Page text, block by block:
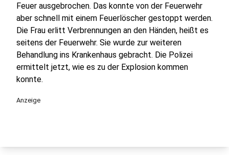
Feuer ausgebrochen. Das konnte von der Feuerwehr
aber schnell mit einem Feuerlöscher gestoppt werden.
Die Frau erlitt Verbrennungen an den Händen, heißt es
seitens der Feuerwehr. Sie wurde zur weiteren
Behandlung ins Krankenhaus gebracht. Die Polizei
ermittelt jetzt, wie es zu der Explosion kommen
konnte.
Anzeige